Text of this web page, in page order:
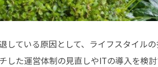
している原因として、ライフスタイル
した運営体制の見直しやITの導入を検討